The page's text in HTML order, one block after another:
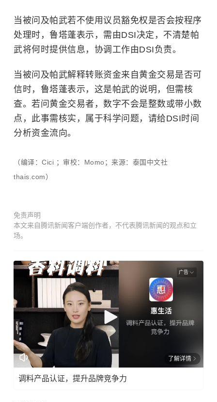
当被问及帕武若不使用议员豁免权是否会按程序
处理时，鲁塔蓬表示，需由DSI决定，不清楚帕
武将何时提供信息，协调工作由DSI负责。
当被问及帕武解释转账资金来自黄金交易是否可
信时，鲁塔蓬表示，这是帕武的说明，但需核
查。若问黄金交易者，数字不会是整数或带小数
点，此事需核实，属于科学问题，请给DSI时间
分析资金流向。
（编译：Cici ；审校：Momo；来源：泰国中文社
thais.com）
免责声明
本文来自腾讯新闻客户端创作者，不代表腾讯新闻的观点和立
场。
广告
了解详情
调料产品认证，提升品牌竞争力